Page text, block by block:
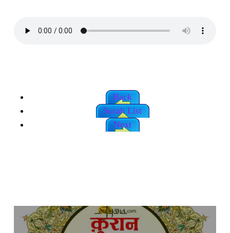
Back
Surah List
Next